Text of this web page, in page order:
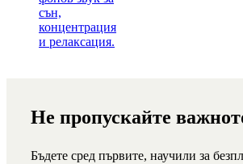
Не пропускайте
Бъдете сред първите, научили за